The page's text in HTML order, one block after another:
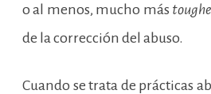
o al menos, mucho más
de la corrección del abuso.
Cuando se trata de prácticas